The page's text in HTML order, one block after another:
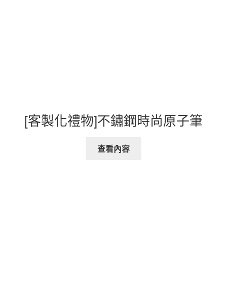
[客製化禮物]不鏽鋼時尚原子筆
查看內容